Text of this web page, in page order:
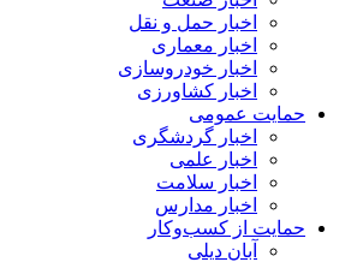
اخبار حمل و نقل
اخبار معماری
اخبار خودروسازی
اخبار کشاورزی
حمایت عمومی
اخبار گردشگری
اخبار علمی
اخبار سلامت
اخبار مدارس
حمایت از کسب‌وکار
آبان دیلی